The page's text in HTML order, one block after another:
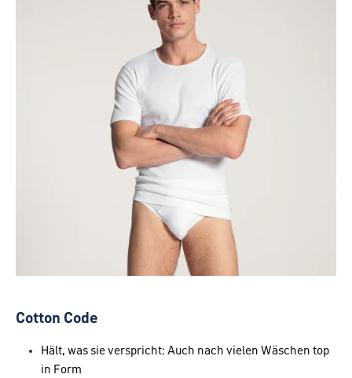
Cotton Code
Hält, was sie verspricht: Auch nach vielen Wäschen top
in Form